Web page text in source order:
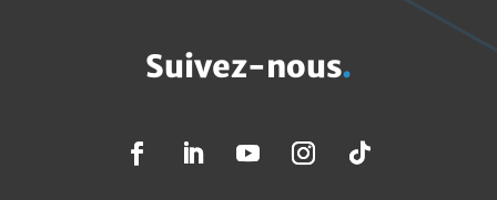
Suivez-nous.